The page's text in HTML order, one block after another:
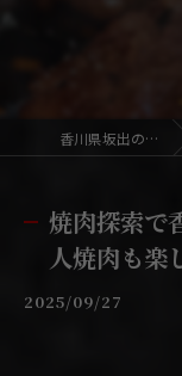
香川県坂出の焼肉なら焼肉國家
焼肉探索で
人焼肉も楽
2025/09/27